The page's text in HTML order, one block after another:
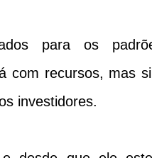
para os
com recursos, mas
investidores.